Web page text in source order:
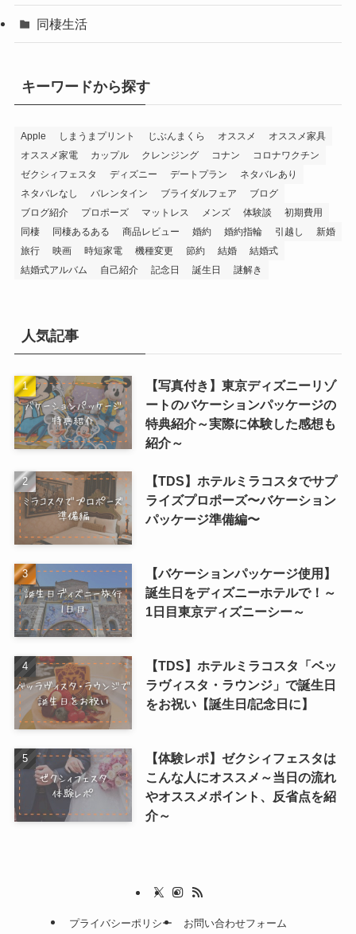
同棲生活
キーワードから探す
Apple しまうまプリント じぶんまくら オススメ
オススメ家具
オススメ家電
カップル クレンジング コナン
コロナワクチン
ゼクシィフェスタ
ディズニー デートプラン
ネタバレあり
ネタバレなし
バレンタイン ブライダルフェア
ブログ
ブログ紹介
プロポーズ マットレス メンズ 体験談
初期費用
同棲
同棲あるある 商品レビュー 婚約 婚約指輪 引越し
新婚
旅行
映画 時短家電 機種変更 節約 結婚
結婚式
結婚式アルバム
自己紹介 記念日 誕生日 謎解き
人気記事
【写真付き】東京ディズニーリゾ
ートのバケーションパッケージの
特典紹介～実際に体験した感想も
紹介～
【TDS】ホテルミラコスタでサプ
ライズプロポーズ〜バケーション
パッケージ準備編〜
【バケーションパッケージ使用】
誕生日をディズニーホテルで！～
1日目東京ディズニーシー～
【TDS】ホテルミラコスタ「ベッ
ラヴィスタ・ラウンジ」で誕生日
をお祝い【誕生日/記念日に】
【体験レポ】ゼクシィフェスタは
こんな人にオススメ～当日の流れ
やオススメポイント、反省点を紹
介～
プライバシーポリシー お問い合わせフォーム